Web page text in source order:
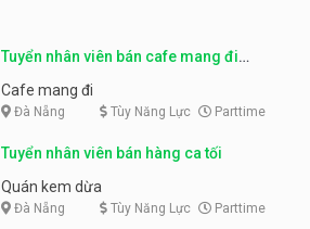
Tuyển nhân viên bán cafe mang đi
parttime, fulltime
Cafe mang đi
Đà Nẵng Tùy Năng Lực Parttime
Tuyển nhân viên bán hàng ca tối
Quán kem dừa
Đà Nẵng Tùy Năng Lực Parttime